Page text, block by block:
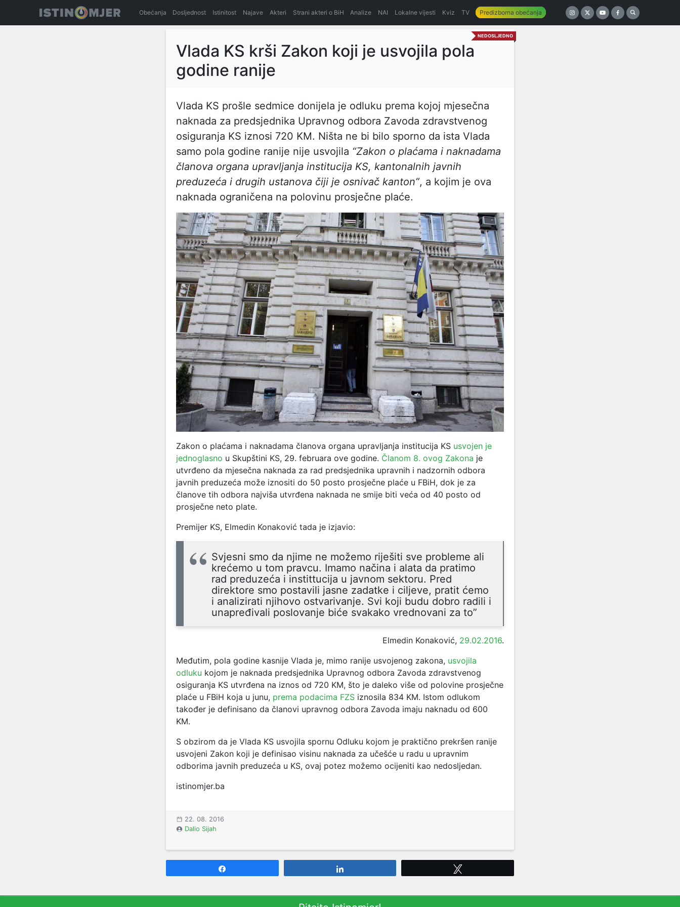
Obećanja Dosljednost Istinitost Najave Akteri Strani akteri o BiH Analize NAI Lokalne vijesti Kviz TV Predizborna obećanja
NEDOSLJEDNO
Vlada KS krši Zakon koji je usvojila pola
godine ranije
Vlada KS prošle sedmice donijela je odluku prema kojoj mjesečna
naknada za predsjednika Upravnog odbora Zavoda zdravstvenog
osiguranja KS iznosi 720 KM. Ništa ne bi bilo sporno da ista Vlada
samo pola godine ranije nije usvojila “Zakon o plaćama i naknadama
članova organa upravljanja institucija KS, kantonalnih javnih
preduzeća i drugih ustanova čiji je osnivač kanton”, a kojim je ova
naknada ograničena na polovinu prosječne plaće.
Zakon o plaćama i naknadama članova organa upravljanja institucija KS usvojen je
jednoglasno u Skupštini KS, 29. februara ove godine. Članom 8. ovog Zakona je
utvrđeno da mjesečna naknada za rad predsjednika upravnih i nadzornih odbora
javnih preduzeća može iznositi do 50 posto prosječne plaće u FBiH, dok je za
članove tih odbora najviša utvrđena naknada ne smije biti veća od 40 posto od
prosječne neto plate.
Premijer KS, Elmedin Konaković tada je izjavio:
Svjesni smo da njime ne možemo riješiti sve probleme ali
krećemo u tom pravcu. Imamo načina i alata da pratimo
rad preduzeća i instittucija u javnom sektoru. Pred
direktore smo postavili jasne zadatke i ciljeve, pratit ćemo
i analizirati njihovo ostvarivanje. Svi koji budu dobro radili i
unapređivali poslovanje biće svakako vrednovani za to”
Elmedin Konaković, 29.02.2016.
Međutim, pola godine kasnije Vlada je, mimo ranije usvojenog zakona, usvojila
odluku kojom je naknada predsjednika Upravnog odbora Zavoda zdravstvenog
osiguranja KS utvrđena na iznos od 720 KM, što je daleko više od polovine prosječne
plaće u FBiH koja u junu, prema podacima FZS iznosila 834 KM. Istom odlukom
također je definisano da članovi upravnog odbora Zavoda imaju naknadu od 600
KM.
S obzirom da je Vlada KS usvojila spornu Odluku kojom je praktično prekršen ranije
usvojeni Zakon koji je definisao visinu naknada za učešće u radu u upravnim
odborima javnih preduzeća u KS, ovaj potez možemo ocijeniti kao nedosljedan.
istinomjer.ba
22. 08. 2016
Dalio Sijah